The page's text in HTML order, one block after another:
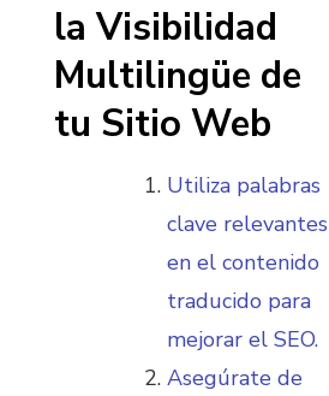
la Visibilidad
Multilingüe de
tu Sitio Web
Utiliza palabras
clave relevantes
en el contenido
traducido para
mejorar el SEO.
Asegúrate de